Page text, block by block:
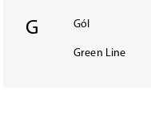
G Gól
Green Line